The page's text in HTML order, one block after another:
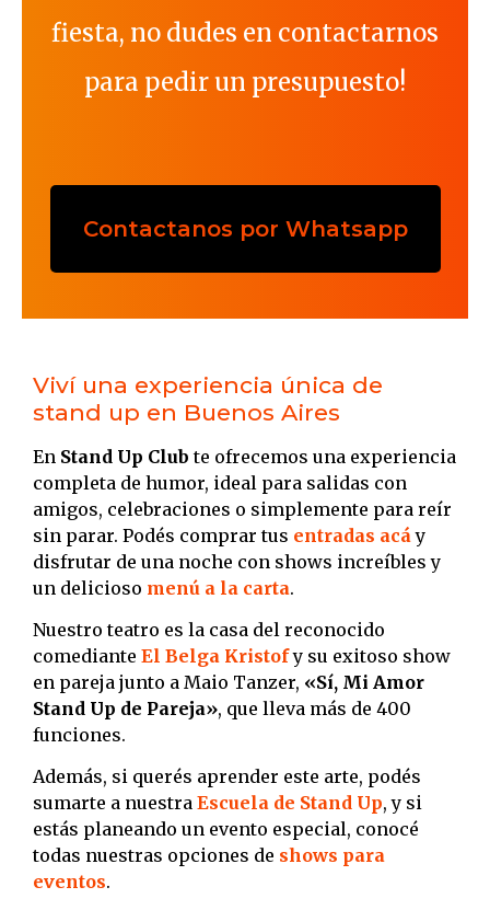
fiesta, no dudes en contactarnos
para pedir un presupuesto!
Contactanos por Whatsapp
Viví una experiencia única de
stand up en Buenos Aires
En Stand Up Club te ofrecemos una experiencia
completa de humor, ideal para salidas con
amigos, celebraciones o simplemente para reír
sin parar. Podés comprar tus entradas acá y
disfrutar de una noche con shows increíbles y
un delicioso menú a la carta.
Nuestro teatro es la casa del reconocido
comediante El Belga Kristofy su exitoso show
en pareja junto a Maio Tanzer, «Sí, Mi Amor
Stand Up de Pareja», que lleva más de 400
funciones.
Además, si querés aprender este arte, podés
sumarte a nuestra Escuela de Stand Up, y si
estás planeando un evento especial, conocé
todas nuestras opciones de shows para
eventos.